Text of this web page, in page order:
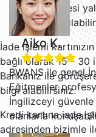
Ücret iadesi
karta
İade işlemi
bağlı olarak 15 - 30
Bankanız ile
bilgi alabilirsiniz.
Kredi kartına iade
adresinden bizimle
Aiko K.
BWANS ile genel
Eğitmenler
İngilizceyi
olanlarla